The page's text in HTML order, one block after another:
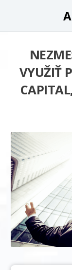
VYUŽIŤ